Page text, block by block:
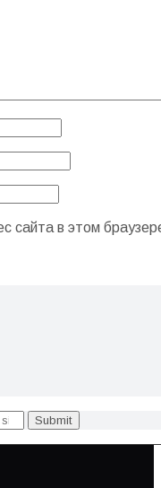
сайта в этом